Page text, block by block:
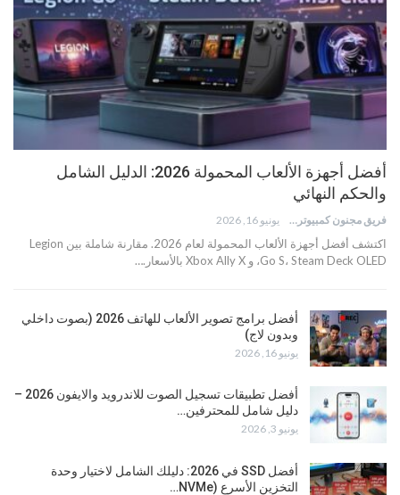
أفضل أجهزة الألعاب المحمولة 2026: الدليل الشامل
والحكم النهائي
فريق مجنون كمبيوتر يونيو 16, 2026
اكتشف أفضل أجهزة الألعاب المحمولة لعام 2026. مقارنة شاملة بين Legion
Go S، Steam Deck OLED، و Xbox Ally X بالأسعار.…
أفضل برامج تصوير الألعاب للهاتف 2026 (بصوت داخلي
وبدون لاج)
يونيو 16, 2026
أفضل تطبيقات تسجيل الصوت للاندرويد والايفون 2026 –
دليل شامل للمحترفين…
يونيو 3, 2026
أفضل SSD في 2026: دليلك الشامل لاختيار وحدة
التخزين الأسرع (NVMe…